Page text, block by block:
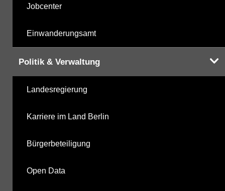
Jobcenter
Einwanderungsamt
Politik & Verwaltung
Landesregierung
Karriere im Land Berlin
Bürgerbeteiligung
Open Data